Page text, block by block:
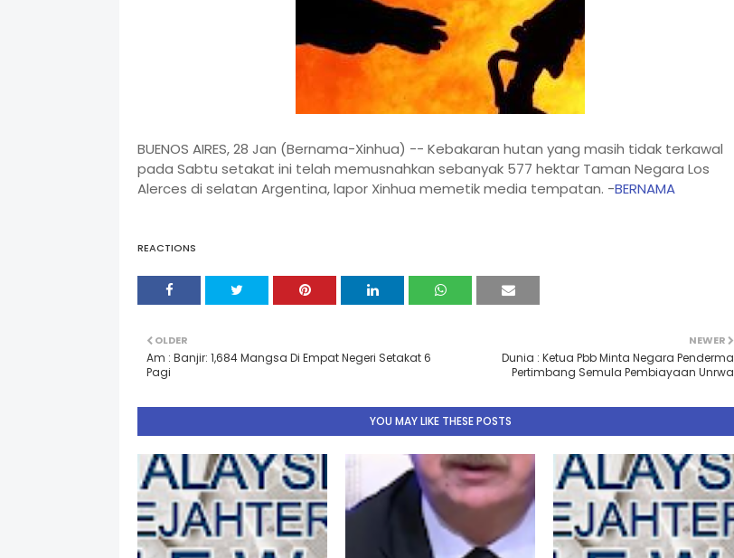
BUENOS AIRES, 28 Jan (Bernama-Xinhua) -- Kebakaran hutan yang masih tidak terkawal
pada Sabtu setakat ini telah memusnahkan sebanyak 577 hektar Taman Negara Los
Alerces di selatan Argentina, lapor Xinhua memetik media tempatan. -BERNAMA
REACTIONS
NEWER
Dunia : Ketua Pbb Minta Negara Penderma
Pertimbang Semula Pembiayaan Unrwa
OLDER
Am : Banjir: 1,684 Mangsa Di Empat Negeri Setakat 6
Pagi
YOU MAY LIKE THESE POSTS